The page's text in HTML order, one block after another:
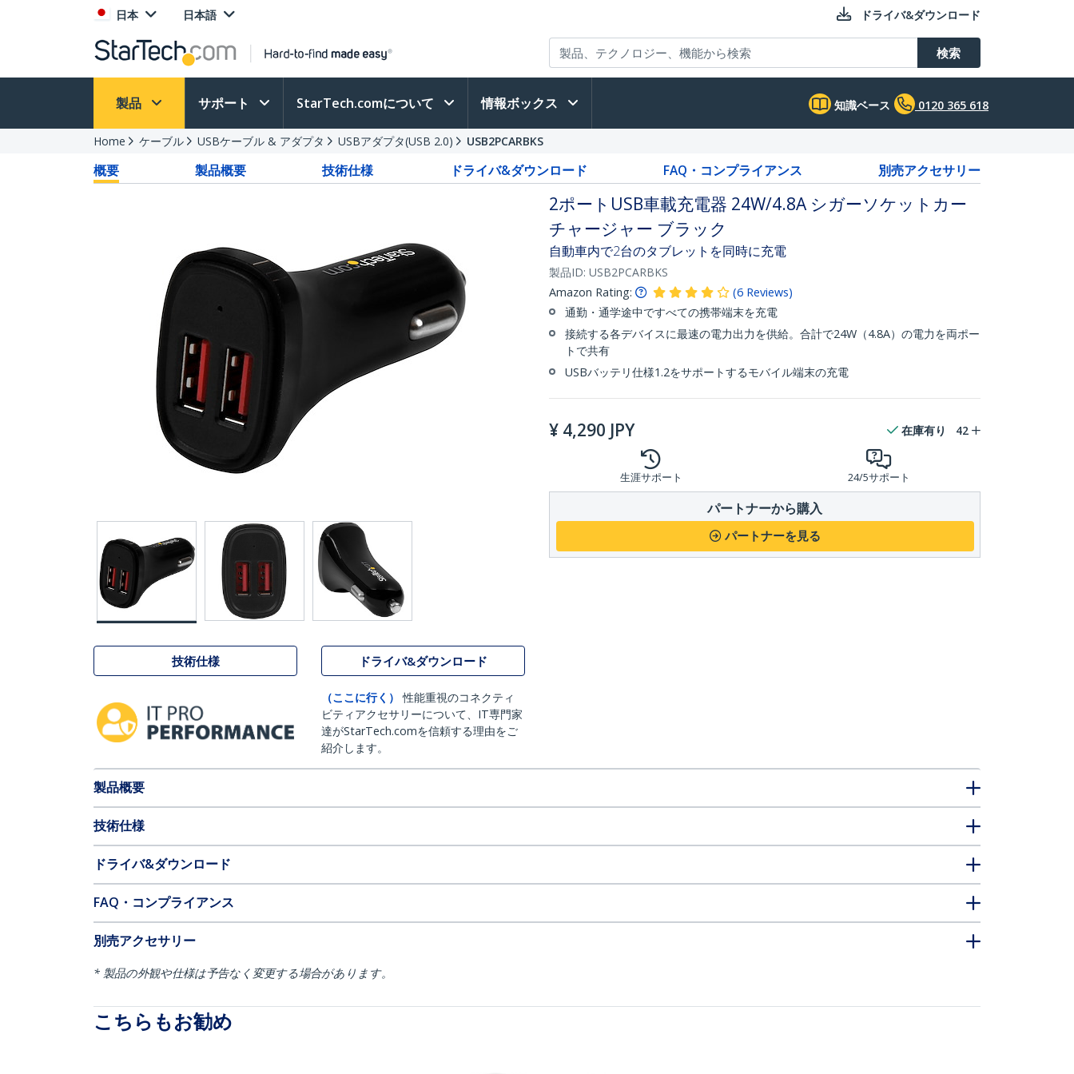
日本 日本語 ドライバ&ダウンロード
検索
製品 サポート StarTech.comについて 情報ボックス 知識ベース 0120 365 618
Home ケーブル USBケーブル & アダプタ USBアダプタ(USB 2.0) USB2PCARBKS
概要 製品概要 技術仕様 ドライバ&ダウンロード FAQ・コンプライアンス 別売アクセサリー
技術仕様 ドライバ&ダウンロード
（ここに行く）
性能重視のコネクティ
ビティアクセサリーについて、IT専門家
達がStarTech.comを信頼する理由をご
紹介します。
2ポートUSB車載充電器 24W/4.8A シガーソケットカー
チャージャー ブラック
自動車内で2台のタブレットを同時に充電
製品ID: USB2PCARBKS
Amazon Rating:
(6 Reviews)
通勤・通学途中ですべての携帯端末を充電
接続する各デバイスに最速の電力出力を供給。合計で24W（4.8A）の電力を両ポー
トで共有
USBバッテリ仕様1.2をサポートするモバイル端末の充電
¥ 4,290 JPY 在庫有り 42
生涯サポート 24/5サポート
パートナーから購入
パートナーを見る
製品概要
技術仕様
ドライバ&ダウンロード
FAQ・コンプライアンス
別売アクセサリー
* 製品の外観や仕様は予告なく変更する場合があります。
こちらもお勧め